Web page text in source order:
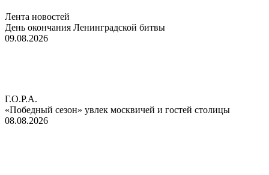
Лента новостей
День окончания Ленинградской битвы
09.08.2026
Г.О.Р.А.
«Победный сезон» увлек москвичей и гостей столицы
08.08.2026